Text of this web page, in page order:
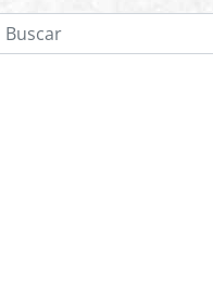
Buscar
Buscar